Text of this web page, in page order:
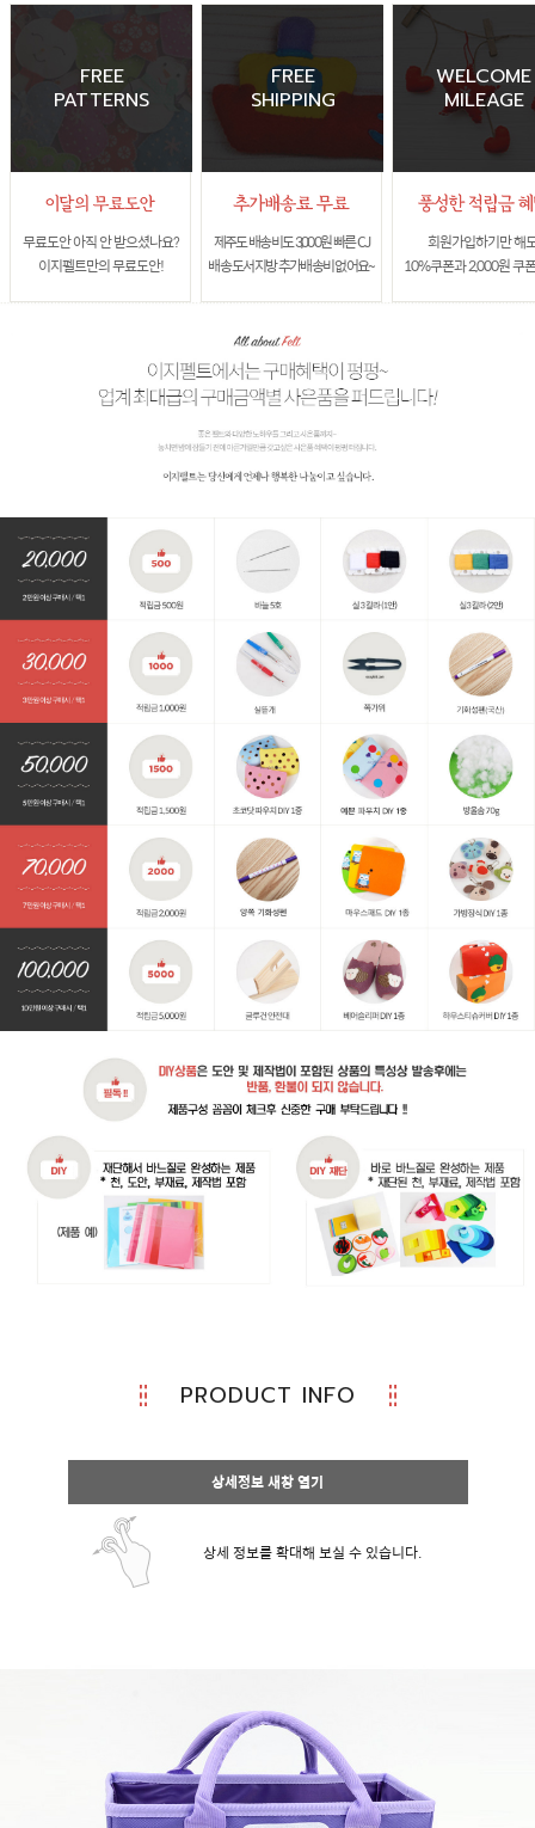
FREE
PATTERNS
무료도안 아직 안 받으셨나요?
이지펠트만의 무료도안!
FREE
SHIPPING
제주도 배송비도 3,000원 빠른 CJ
배송 도서지방 추가배송비 없어요~
WELCOME
MILEAGE
회원가입하기만 해
10%쿠폰과 2,000원 쿠
PRODUCT INFO
상세정보 새창 열기
상세 정보를 확대해 보실 수 있습니다.